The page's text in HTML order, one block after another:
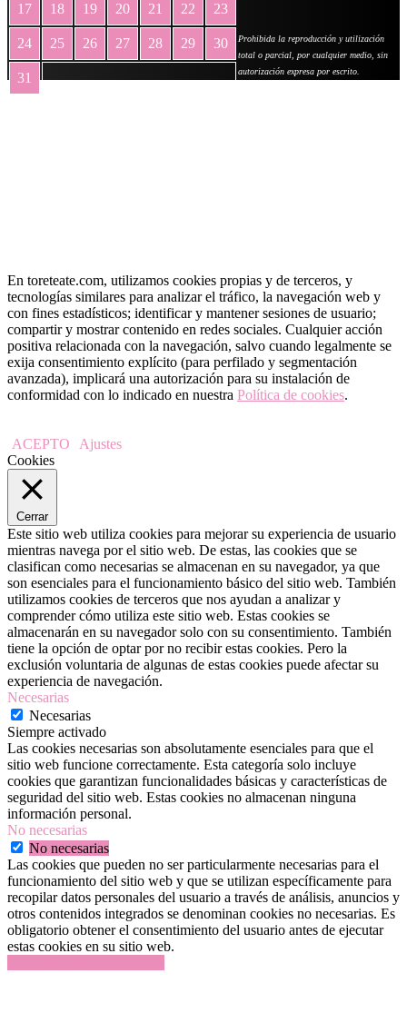
17 18 19 20 21 22 23
24 25 26 27 28 29 30
31
Prohibida la reproducción y utilización
total o parcial, por cualquier medio, sin
autorización expresa por escrito.
En toreteate.com, utilizamos cookies propias y de terceros, y
tecnologías similares para analizar el tráfico, la navegación web y
con fines estadísticos; identificar y mantener sesiones de usuario;
compartir y mostrar contenido en redes sociales. Cualquier acción
positiva relacionada con la navegación, salvo cuando legalmente se
exija consentimiento explícito (para perfilado y segmentación
avanzada), implicará una autorización para su instalación de
conformidad con lo indicado en nuestra Política de cookies.
ACEPTO
Ajustes
Cookies
Cerrar
Este sitio web utiliza cookies para mejorar su experiencia de usuario
mientras navega por el sitio web. De estas, las cookies que se
clasifican como necesarias se almacenan en su navegador, ya que
son esenciales para el funcionamiento básico del sitio web. También
utilizamos cookies de terceros que nos ayudan a analizar y
comprender cómo utiliza este sitio web. Estas cookies se
almacenarán en su navegador solo con su consentimiento. También
tiene la opción de optar por no recibir estas cookies. Pero la
exclusión voluntaria de algunas de estas cookies puede afectar su
experiencia de navegación.
Necesarias
Necesarias
Siempre activado
Las cookies necesarias son absolutamente esenciales para que el
sitio web funcione correctamente. Esta categoría solo incluye
cookies que garantizan funcionalidades básicas y características de
seguridad del sitio web. Estas cookies no almacenan ninguna
información personal.
No necesarias
No necesarias
Las cookies que pueden no ser particularmente necesarias para el
funcionamiento del sitio web y que se utilizan específicamente para
recopilar datos personales del usuario a través de análisis, anuncios y
otros contenidos integrados se denominan cookies no necesarias. Es
obligatorio obtener el consentimiento del usuario antes de ejecutar
estas cookies en su sitio web.